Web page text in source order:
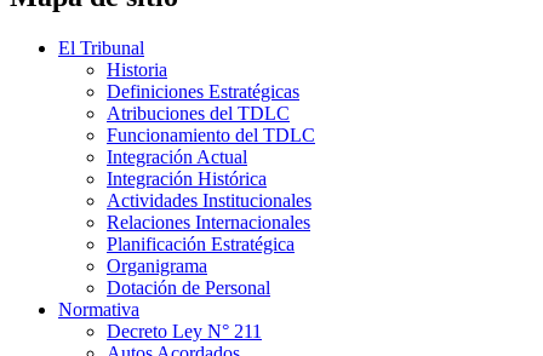
El Tribunal
Historia
Definiciones Estratégicas
Atribuciones del TDLC
Funcionamiento del TDLC
Integración Actual
Integración Histórica
Actividades Institucionales
Relaciones Internacionales
Planificación Estratégica
Organigrama
Dotación de Personal
Normativa
Decreto Ley N° 211